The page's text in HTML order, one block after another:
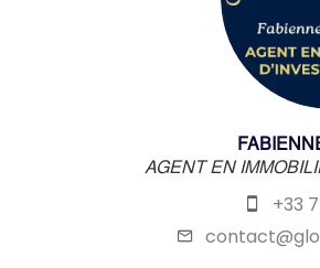
AGENT EN
+33